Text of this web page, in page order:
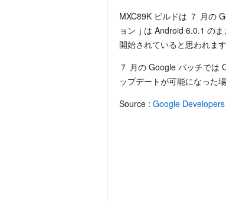
MXC89K ビルドは ７ 月の
ョンｊは Android 6.0.1 の
開始されていると思われます
７ 月の Google パッチでは
ップデートが可能になった
Source : Google Developers